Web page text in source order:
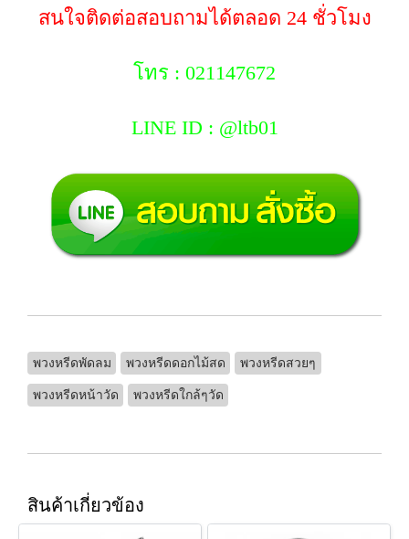
สนใจติดต่อสอบถามได้ตลอด 24 ชั่วโมง
โทร : 021147672
LINE ID : @ltb01
พวงหรีดพัดลม พวงหรีดดอกไม้สด พวงหรีดสวยๆ
พวงหรีดหน้าวัด พวงหรีดใกล้ๆวัด
สินค้าเกี่ยวข้อง